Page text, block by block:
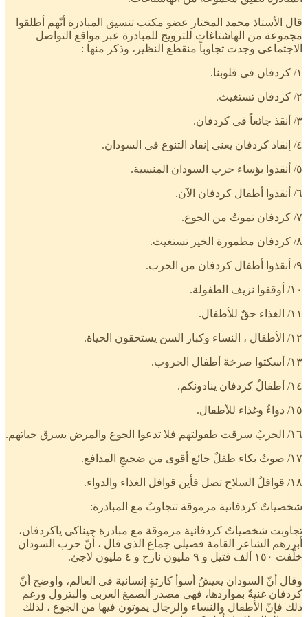
قال الأستاذ محمد المختار عضو مكتب تنسيق المبادرة أنّهم أطلقوا
مجموعة من الهاشتاغات للترويج للمبادرة عبر مواقع التواصل
الاجتماعى وجدت تجاوباً منقطع النظير، وذكر منها :
١/ كردفان فى قلوبنا.
٢/ كردفان تستغيث.
٣/ أنقذ جائعاً فى كردفان.
٤/ إنقاذ كردفان يعنى إنقاذ التنوع فى السودان.
٥/ أنقذوا بؤساء حرب السودان المنسية.
٦/ أنقذوا أطفال كردفان الآن.
٧/ كردفان تموتُ من الجوع.
٨/ كردفان مطمورة الخير تستغيث.
٩/ أنقذوا أطفال كردفان من الحرب.
١٠/ أوقفوا نزيف الطفولة.
١١/ الغذاء حقٌ للأطفال.
١٢/ الأطفال ، النساء وكبار السن يستحقون الحياة.
١٣/ أسكتوا صرخةَ أطفال الحروب.
١٤/ أطفالُ كردفان ينادونكم.
١٥/ دواءٌ وغذاء للأطفال.
١٦/ الحربُ سرقت طفولتهم فلا تدعوا الجوع والمرض يسرق حياتهم.
١٧/ صوتُ بكاء طفلٌ جائع أقوى من ضجيجِ المدافع.
١٨/ قوافلُ السلاح تصل فأين قوافل الغذاء والدواء.
شخصياتٌ كردفانية مرموقة تتجاوبُ مع المبادرة:
تجاوبت شخصياتٌ كردفانية مرموقة مع مبادرة جيناكى ياكردفان،
أبرزهم الشاعر القامة فضيلى جماع الذى قال ، أنّ حرب السودان
خلّفت ١٥٠ ألف قتيل و ٩ مليون نازح و ٤ مليون لاجئ.
وقال أنّ السودان يعيشُ أسوأ كارثةٍ إنسانية فى العالم، واوضح أنّ
كردفان غنيةٌ بمواردها، فهى مصدر الصمغ العربى والبترول ورغم
ذلك فإنّ الأطفال والنساء والرجال يموتون فيها من الجوع ، لذلك